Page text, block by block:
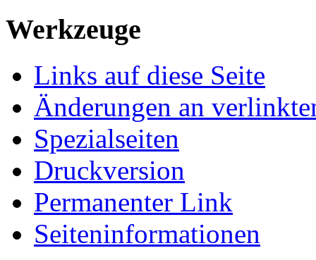
Werkzeuge
Links auf diese Seite
Änderungen an
Spezialseiten
Druckversion
Permanenter Link
Seiten­informationen